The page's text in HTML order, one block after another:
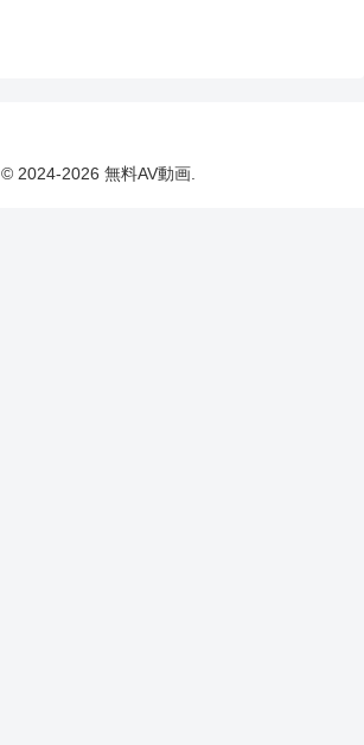
© 2024-2026 無料AV動画.